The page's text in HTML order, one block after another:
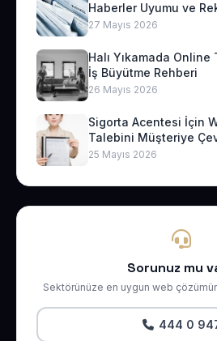
Haberler Uyumu ve
27 Mayıs 2026
Halı Yıkamada
İş Büyütme Rehberi
26 Mayıs 2026
Sigorta Acentesi İçin
Talebini Müşteriye
25 Mayıs 2026
Sorunuz mu
Sektörünüze en uygun web
444 0